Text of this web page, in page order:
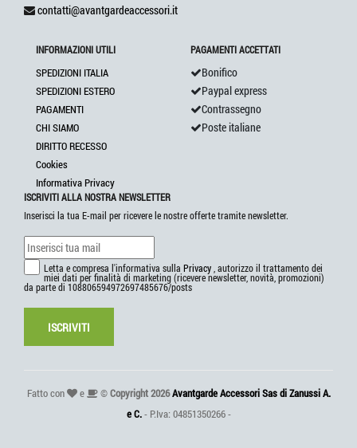
contatti@avantgardeaccessori.it
INFORMAZIONI UTILI
SPEDIZIONI ITALIA
SPEDIZIONI ESTERO
PAGAMENTI
CHI SIAMO
DIRITTO RECESSO
Cookies
Informativa Privacy
PAGAMENTI ACCETTATI
Bonifico
Paypal express
Contrassegno
Poste italiane
ISCRIVITI ALLA NOSTRA NEWSLETTER
Inserisci la tua E-mail per ricevere le nostre offerte tramite newsletter.
Letta e compresa l'informativa sulla Privacy, autorizzo il trattamento dei
miei dati per finalità di marketing (ricevere newsletter, novità, promozioni)
da parte di 108806594972697485676/posts
ISCRIVITI
Fatto con e ©Copyright 2026Avantgarde Accessori Sas di Zanussi A.
e C.- P.Iva: 04851350266 -